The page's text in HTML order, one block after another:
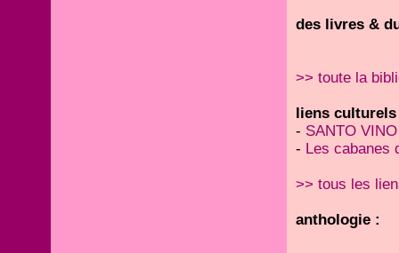
des livres &
>> toute la
liens
- SANTO VINO
- Les cabanes
>> tous les
anthologie :